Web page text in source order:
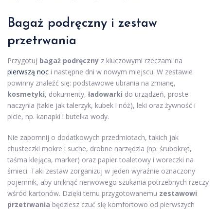
Bagaż podręczny i zestaw
przetrwania
Przygotuj bagaż podręczny z kluczowymi rzeczami na
pierwszą noc i następne dni w nowym miejscu. W zestawie
powinny znaleźć się: podstawowe ubrania na zmianę,
kosmetyki, dokumenty, ładowarki do urządzeń, proste
naczynia (takie jak talerzyk, kubek i nóż), leki oraz żywność i
picie, np. kanapki i butelka wody.
Nie zapomnij o dodatkowych przedmiotach, takich jak
chusteczki mokre i suche, drobne narzędzia (np. śrubokręt,
taśma klejąca, marker) oraz papier toaletowy i woreczki na
śmieci. Taki zestaw zorganizuj w jeden wyraźnie oznaczony
pojemnik, aby uniknąć nerwowego szukania potrzebnych rzeczy
wśród kartonów. Dzięki temu przygotowanemu zestawowi
przetrwania będziesz czuć się komfortowo od pierwszych